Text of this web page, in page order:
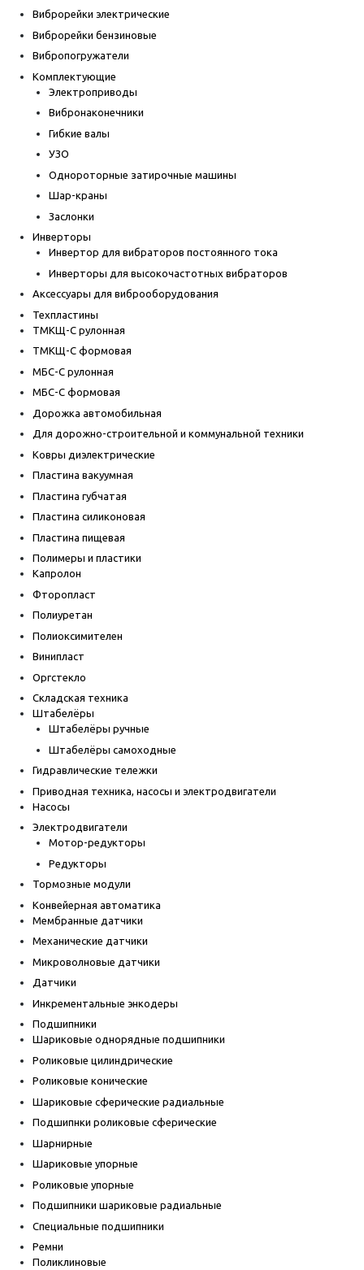
Виброрейки электрические
Виброрейки бензиновые
Вибропогружатели
Комплектующие
Электроприводы
Вибронаконечники
Гибкие валы
УЗО
Однороторные затирочные машины
Шар-краны
Заслонки
Инверторы
Инвертор для вибраторов постоянного тока
Инверторы для высокочастотных вибраторов
Аксессуары для виброоборудования
Техпластины
ТМКЩ-С рулонная
ТМКЩ-С формовая
МБС-С рулонная
МБС-С формовая
Дорожка автомобильная
Для дорожно-строительной и коммунальной техники
Ковры диэлектрические
Пластина вакуумная
Пластина губчатая
Пластина силиконовая
Пластина пищевая
Полимеры и пластики
Капролон
Фторопласт
Полиуретан
Полиоксимителен
Винипласт
Оргстекло
Складская техника
Штабелёры
Штабелёры ручные
Штабелёры самоходные
Гидравлические тележки
Приводная техника, насосы и электродвигатели
Насосы
Электродвигатели
Мотор-редукторы
Редукторы
Тормозные модули
Конвейерная автоматика
Мембранные датчики
Механические датчики
Микроволновые датчики
Датчики
Инкрементальные энкодеры
Подшипники
Шариковые однорядные подшипники
Роликовые цилиндрические
Роликовые конические
Шариковые сферические радиальные
Подшипнки роликовые сферические
Шарнирные
Шариковые упорные
Роликовые упорные
Подшипники шариковые радиальные
Специальные подшипники
Ремни
Поликлиновые